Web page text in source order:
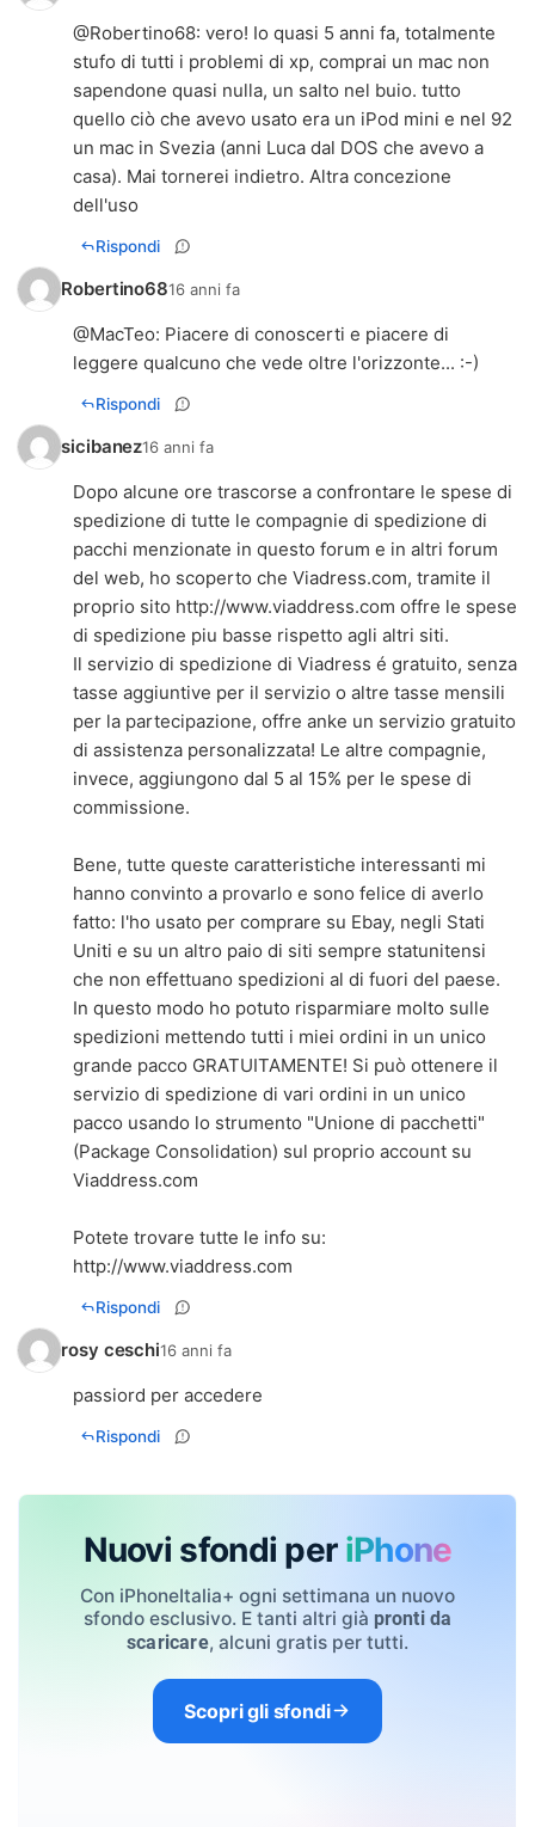
@Robertino68: vero! Io quasi 5 anni fa, totalmente
stufo di tutti i problemi di xp, comprai un mac non
sapendone quasi nulla, un salto nel buio. tutto
quello ciò che avevo usato era un iPod mini e nel 92
un mac in Svezia (anni Luca dal DOS che avevo a
casa). Mai tornerei indietro. Altra concezione
dell'uso
Rispondi
Robertino6816 anni fa
@MacTeo: Piacere di conoscerti e piacere di
leggere qualcuno che vede oltre l'orizzonte... :-)
Rispondi
sicibanez16 anni fa
Dopo alcune ore trascorse a confrontare le spese di
spedizione di tutte le compagnie di spedizione di
pacchi menzionate in questo forum e in altri forum
del web, ho scoperto che Viadress.com, tramite il
proprio sito http://www.viaddress.com offre le spese
di spedizione piu basse rispetto agli altri siti.
Il servizio di spedizione di Viadress é gratuito, senza
tasse aggiuntive per il servizio o altre tasse mensili
per la partecipazione, offre anke un servizio gratuito
di assistenza personalizzata! Le altre compagnie,
invece, aggiungono dal 5 al 15% per le spese di
commissione.
Bene, tutte queste caratteristiche interessanti mi
hanno convinto a provarlo e sono felice di averlo
fatto: l'ho usato per comprare su Ebay, negli Stati
Uniti e su un altro paio di siti sempre statunitensi
che non effettuano spedizioni al di fuori del paese.
In questo modo ho potuto risparmiare molto sulle
spedizioni mettendo tutti i miei ordini in un unico
grande pacco GRATUITAMENTE! Si può ottenere il
servizio di spedizione di vari ordini in un unico
pacco usando lo strumento "Unione di pacchetti"
(Package Consolidation) sul proprio account su
Viaddress.com
Potete trovare tutte le info su:
http://www.viaddress.com
Rispondi
rosy ceschi16 anni fa
passiord per accedere
Rispondi
Nuovi sfondi per iPhone
Con iPhoneItalia+ ogni settimana un nuovo
sfondo esclusivo. E tanti altri già pronti da
scaricare, alcuni gratis per tutti.
Scopri gli sfondi